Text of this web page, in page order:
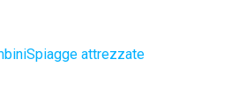
Spiagge attrezzate